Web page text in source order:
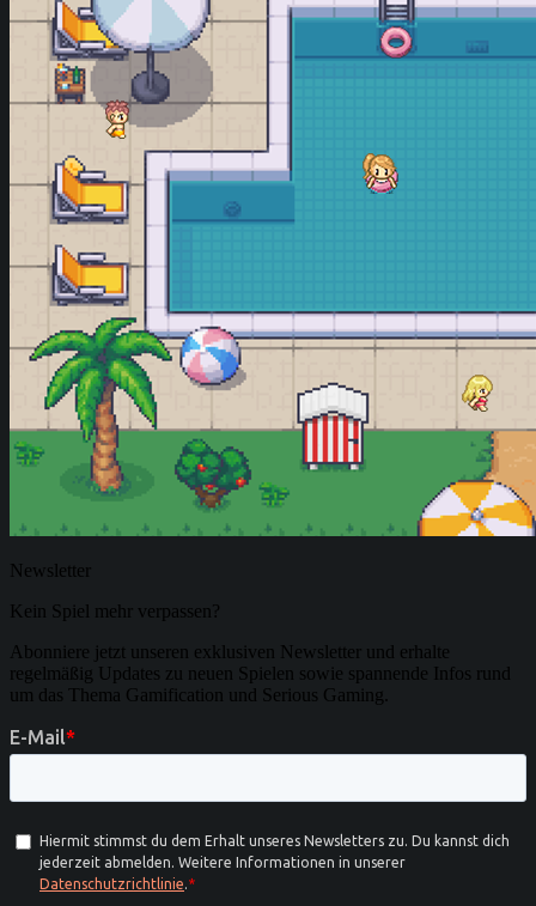
Newsletter
Kein Spiel mehr verpassen?
Abonniere jetzt unseren exklusiven Newsletter und erhalte
regelmäßig Updates zu neuen Spielen sowie spannende Infos rund
um das Thema Gamification und Serious Gaming.